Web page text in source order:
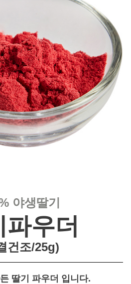
야생딸기
파우더
건조/25g)
딸기 파우더 입니다.